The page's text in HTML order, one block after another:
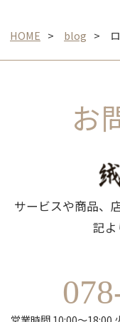
HOME blog
お
サービスや商品、
記よ